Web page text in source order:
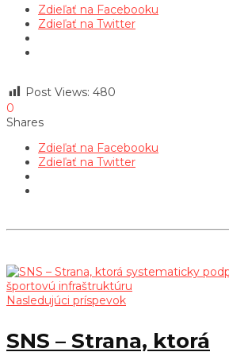
Zdieľať na Facebooku
Zdieľať na Twitter
Post Views: 480
0
Shares
Zdieľať na Facebooku
Zdieľať na Twitter
Nasledujúci príspevok
SNS – Strana, ktorá